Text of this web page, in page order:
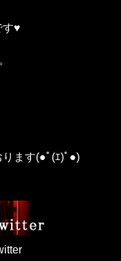
す♥️
ます(●ﾟ(ｴ)ﾟ●)